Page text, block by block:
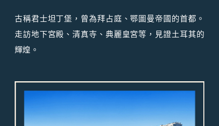
古稱君士坦丁堡，曾為拜占庭、鄂圖曼帝國的首都。
走訪地下宮殿、清真寺、典麗皇宮等，見證土耳其的
輝煌。